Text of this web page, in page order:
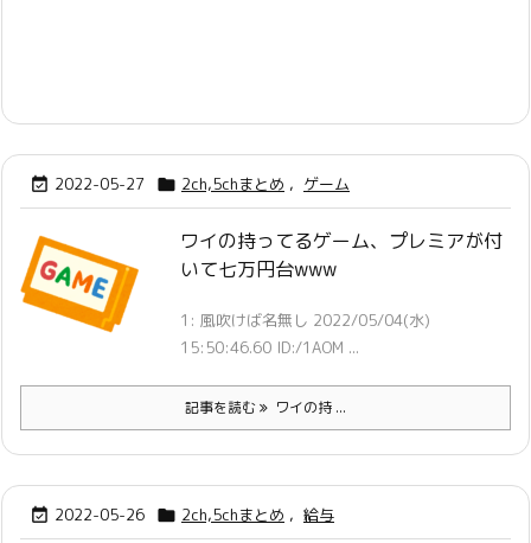
 2022-05-27  2ch,5chまとめ , ゲーム
ワイの持ってるゲーム、プレミアが付
いて七万円台www
1: 風吹けば名無し 2022/05/04(水)
15:50:46.60 ID:/1AOM ...
記事を読む ワイの持 ...
 2022-05-26  2ch,5chまとめ , 給与